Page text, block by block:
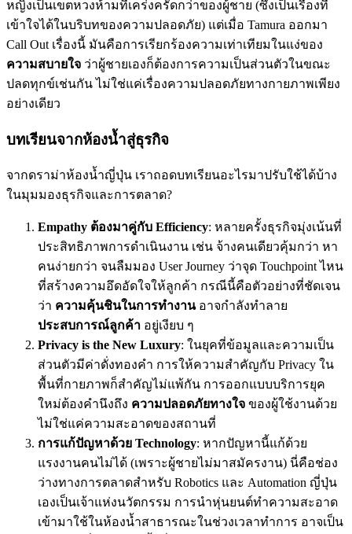
หญิงเป็นเขตหวงห้ามที่เคร่งครัดกว่าของผู้ชาย (ซึ่งเป็นเรื่องที่
เข้าใจได้ในบริบทของความปลอดภัย) แต่เมื่อ Tamura ออกมา
Call Out เรื่องนี้ มันคือการเรียกร้องความเท่าเทียมในแง่ของ
ความสบายใจ ว่าผู้ชายเองก็ต้องการความเป็นส่วนตัวในขณะ
ปลดทุกข์เช่นกัน ไม่ใช่แค่เรื่องความปลอดภัยทางกายภาพเพียง
อย่างเดียว
บทเรียนจากห้องน้ำสู่ธุรกิจ
จากดราม่าห้องน้ำญี่ปุ่น เราถอดบทเรียนอะไรมาปรับใช้ได้บ้าง
ในมุมมองธุรกิจและการตลาด?
Empathy ต้องมาคู่กับ Efficiency: หลายครั้งธุรกิจมุ่งเน้นที่
ประสิทธิภาพการดำเนินงาน เช่น จ้างคนเดียวคุ้มกว่า หา
คนง่ายกว่า จนลืมมอง User Journey ว่าจุด Touchpoint ไหน
ที่สร้างความอึดอัดใจให้ลูกค้า กรณีนี้คือตัวอย่างที่ชัดเจน
ว่า ความคุ้นชินในการทำงานอาจกำลังทำลาย
ประสบการณ์ลูกค้า อยู่เงียบ ๆ
Privacy is the New Luxury: ในยุคที่ข้อมูลและความเป็น
ส่วนตัวมีค่าดั่งทองคำ การให้ความสำคัญกับ Privacy ใน
พื้นที่กายภาพก็สำคัญไม่แพ้กัน การออกแบบบริการยุค
ใหม่ต้องคำนึงถึง ความปลอดภัยทางใจ ของผู้ใช้งานด้วย
ไม่ใช่แค่ความสะอาดของสถานที่
การแก้ปัญหาด้วย Technology: หากปัญหานี้แก้ด้วย
แรงงานคนไม่ได้ (เพราะผู้ชายไม่มาสมัครงาน) นี่คือช่อง
ว่างทางการตลาดสำหรับ Robotics และ Automation ญี่ปุ่น
เองเป็นเจ้าแห่งนวัตกรรม การนำหุ่นยนต์ทำความสะอาด
เข้ามาใช้ในห้องน้ำสาธารณะในช่วงเวลาทำการ อาจเป็น